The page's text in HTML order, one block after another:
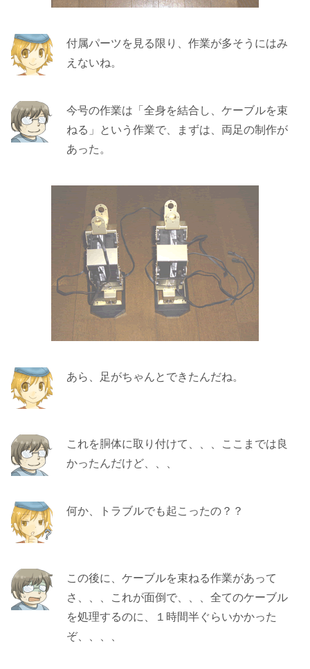
付属パーツを見る限り、作業が多そうにはみ
えないね。
今号の作業は「全身を結合し、ケーブルを束
ねる」という作業で、まずは、両足の制作が
あった。
あら、足がちゃんとできたんだね。
これを胴体に取り付けて、、、ここまでは良
かったんだけど、、、
何か、トラブルでも起こったの？？
この後に、ケーブルを束ねる作業があって
さ、、、これが面倒で、、、全てのケーブル
を処理するのに、１時間半ぐらいかかった
ぞ、、、、